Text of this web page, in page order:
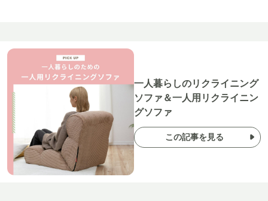
一人暮らしのリクライニング
ソファ＆一人用リクライニン
グソファ
この記事を見る